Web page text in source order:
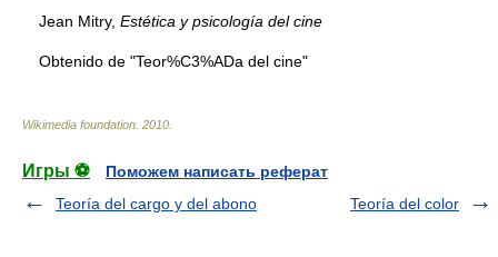
Jean Mitry, Estética y psicología del cine
Obtenido de "Teor%C3%ADa del cine"
Wikimedia foundation 2010
Игры ⚽
Поможем написать реферат
Teoría del cargo y del abono
Teoría del color